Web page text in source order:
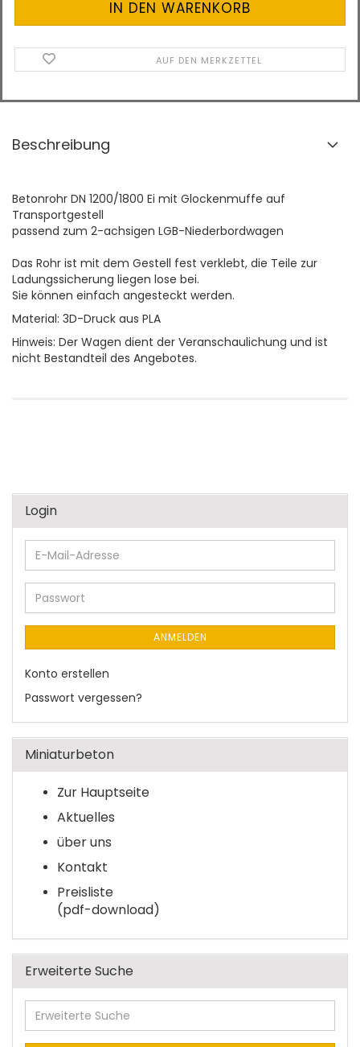
AUF DEN MERKZETTEL
Beschreibung
Betonrohr DN 1200/1800 Ei mit Glockenmuffe auf
Transportgestell
passend zum 2-achsigen LGB-Niederbordwagen
Das Rohr ist mit dem Gestell fest verklebt, die Teile zur
Ladungssicherung liegen lose bei.
Sie können einfach angesteckt werden.
Material: 3D-Druck aus PLA
Hinweis: Der Wagen dient der Veranschaulichung und ist
nicht Bestandteil des Angebotes.
Login
E-
Mail-
Adresse
Passwort
ANMELDEN
Konto erstellen
Passwort vergessen?
Miniaturbeton
Zur Hauptseite
Aktuelles
über uns
Kontakt
Preisliste
(pdf-download)
Erweiterte Suche
Erweiterte
Suche